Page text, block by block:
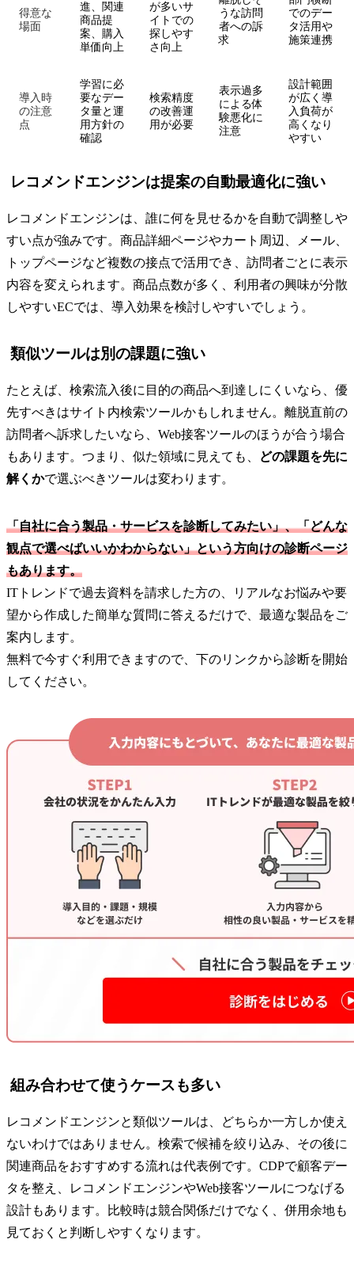
得意な
場面
進、関連
商品提
案、購入
単価向上
が多いサ
イトでの
探しやす
さ向上
うな訪問
者への訴
求
でのデー
タ活用や
施策連携
導入時
の注意
点
学習に必
要なデー
タ量と運
用方針の
確認
検索精度
の改善運
用が必要
表示過多
による体
験悪化に
注意
設計範囲
が広く導
入負荷が
高くなり
やすい
レコメンドエンジンは提案の自動最適化に強い
レコメンドエンジンは、誰に何を見せるかを自動で調整しや
すい点が強みです。商品詳細ページやカート周辺、メール、
トップページなど複数の接点で活用でき、訪問者ごとに表示
内容を変えられます。商品点数が多く、利用者の興味が分散
しやすいECでは、導入効果を検討しやすいでしょう。
類似ツールは別の課題に強い
たとえば、検索流入後に目的の商品へ到達しにくいなら、優
先すべきはサイト内検索ツールかもしれません。離脱直前の
訪問者へ訴求したいなら、Web接客ツールのほうが合う場合
もあります。つまり、似た領域に見えても、
どの課題を先に
解くかで選ぶべきツールは変わります。
「自社に合う製品・サービスを診断してみたい」、「どんな
観点で選べばいいかわからない」という方向けの診断ページ
もあります。
ITトレンドで過去資料を請求した方の、リアルなお悩みや要
望から作成した簡単な質問に答えるだけで、最適な製品をご
案内します。
無料で今すぐ利用できますので、下のリンクから診断を開始
してください。
組み合わせて使うケースも多い
レコメンドエンジンと類似ツールは、どちらか一方しか使え
ないわけではありません。検索で候補を絞り込み、その後に
関連商品をおすすめする流れは代表例です。CDPで顧客デー
タを整え、レコメンドエンジンやWeb接客ツールにつなげる
設計もあります。比較時は競合関係だけでなく、併用余地も
見ておくと判断しやすくなります。